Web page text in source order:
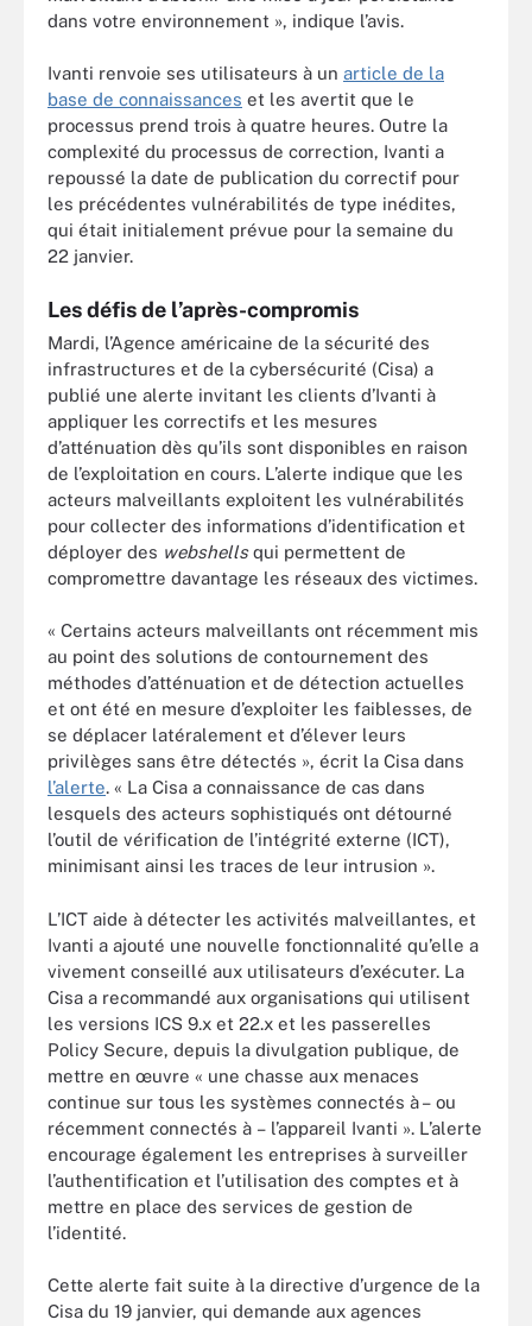
dans votre environnement », indique l’avis.
Ivanti renvoie ses utilisateurs à un article de la
base de connaissances et les avertit que le
processus prend trois à quatre heures. Outre la
complexité du processus de correction, Ivanti a
repoussé la date de publication du correctif pour
les précédentes vulnérabilités de type inédites,
qui était initialement prévue pour la semaine du
22 janvier.
Les défis de l’après-compromis
Mardi, l’Agence américaine de la sécurité des
infrastructures et de la cybersécurité (Cisa) a
publié une alerte invitant les clients d’Ivanti à
appliquer les correctifs et les mesures
d’atténuation dès qu’ils sont disponibles en raison
de l’exploitation en cours. L’alerte indique que les
acteurs malveillants exploitent les vulnérabilités
pour collecter des informations d’identification et
déployer des webshellsqui permettent de
compromettre davantage les réseaux des victimes.
« Certains acteurs malveillants ont récemment mis
au point des solutions de contournement des
méthodes d’atténuation et de détection actuelles
et ont été en mesure d’exploiter les faiblesses, de
se déplacer latéralement et d’élever leurs
privilèges sans être détectés », écrit la Cisa dans
l’alerte. « La Cisa a connaissance de cas dans
lesquels des acteurs sophistiqués ont détourné
l’outil de vérification de l’intégrité externe (ICT),
minimisant ainsi les traces de leur intrusion ».
L’ICT aide à détecter les activités malveillantes, et
Ivanti a ajouté une nouvelle fonctionnalité qu’elle a
vivement conseillé aux utilisateurs d’exécuter. La
Cisa a recommandé aux organisations qui utilisent
les versions ICS 9.x et 22.x et les passerelles
Policy Secure, depuis la divulgation publique, de
mettre en œuvre « une chasse aux menaces
continue sur tous les systèmes connectés à – ou
récemment connectés à – l’appareil Ivanti ». L’alerte
encourage également les entreprises à surveiller
l’authentification et l’utilisation des comptes et à
mettre en place des services de gestion de
l’identité.
Cette alerte fait suite à la directive d’urgence de la
Cisa du 19 janvier, qui demande aux agences